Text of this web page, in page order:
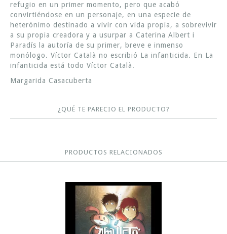
refugio en un primer momento, pero que acabó
convirtiéndose en un personaje, en una especie de
heterónimo destinado a vivir con vida propia, a sobrevivir
a su propia creadora y a usurpar a Caterina Albert i
Paradís la autoría de su primer, breve e inmenso
monólogo. Víctor Català no escribió La infanticida. En La
infanticida está todo Víctor Català.
Margarida Casacuberta
¿QUÉ TE PARECIO EL PRODUCTO?
PRODUCTOS RELACIONADOS